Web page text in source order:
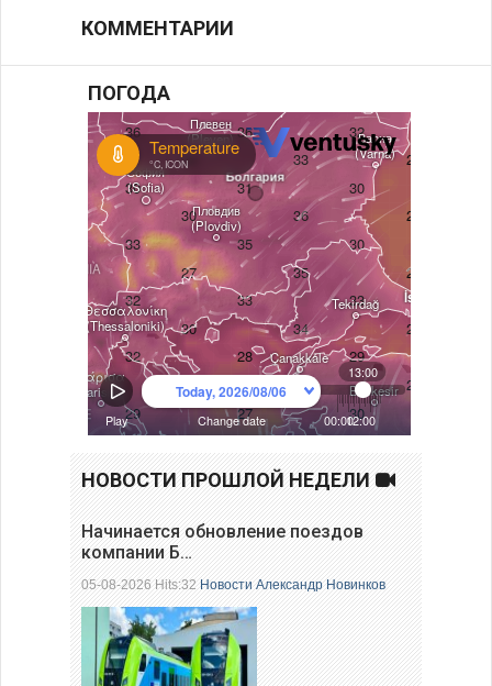
КОММЕНТАРИИ
ПОГОДА
НОВОСТИ ПРОШЛОЙ НЕДЕЛИ
Начинается обновление поездов
компании Б…
05-08-2026 Hits:32Новости Александр Новинков